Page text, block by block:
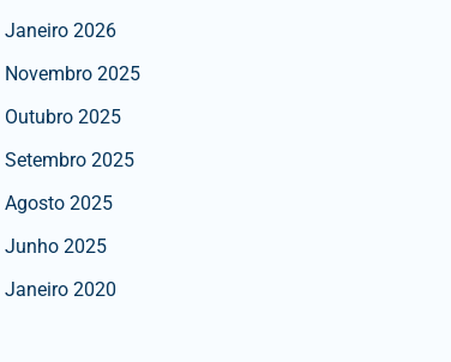
Janeiro 2026
Novembro 2025
Outubro 2025
Setembro 2025
Agosto 2025
Junho 2025
Janeiro 2020